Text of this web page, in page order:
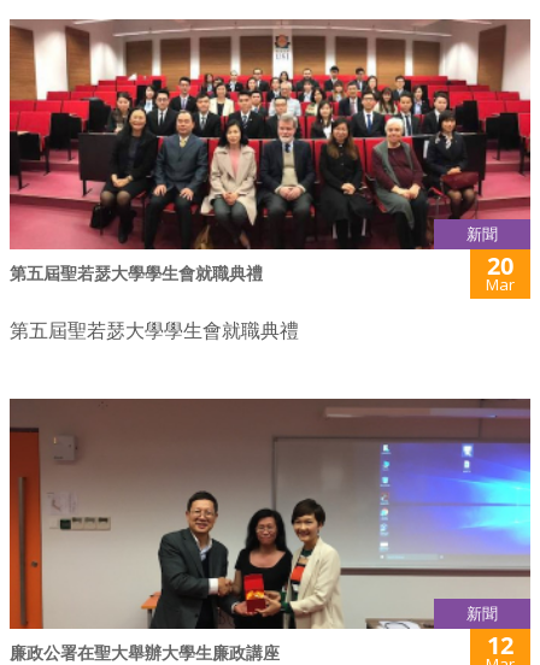
新聞
第五屆聖若瑟大學學生會就職典禮 20
Mar
第五屆聖若瑟大學學生會就職典禮
新聞
廉政公署在聖大舉辦大學生廉政講座 12